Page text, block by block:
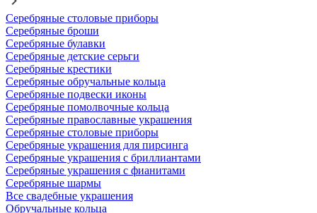
Серебряные столовые приборы
Серебряные броши
Серебряные булавки
Серебряные детские серьги
Серебряные крестики
Серебряные обручальные кольца
Серебряные подвески иконы
Серебряные помолвочные кольца
Серебряные православные украшения
Серебряные столовые приборы
Серебряные украшения для пирсинга
Серебряные украшения с бриллиантами
Серебряные украшения с фианитами
Серебряные шармы
Все свадебные украшения
Обручальные кольца